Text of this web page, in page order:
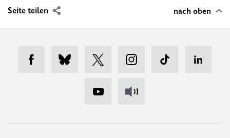
Seite teilen nach oben